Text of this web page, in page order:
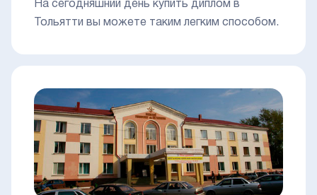
На сегодняшний день купить диплом в
Тольятти вы можете таким легким способом.